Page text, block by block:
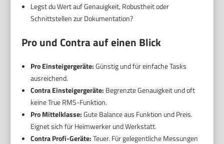
Legst du Wert auf Genauigkeit, Robustheit oder
Schnittstellen zur Dokumentation?
Pro und Contra auf einen Blick
Pro Einsteigergeräte:Günstig und für einfache Tasks
ausreichend.
Contra Einsteigergeräte: Begrenzte Genauigkeit und oft
keine True RMS-Funktion.
Pro Mittelklasse:Gute Balance aus Funktion und Preis.
Eignet sich für Heimwerker und Werkstatt.
Contra Profi-Geräte:Teuer. Für gelegentliche Messungen